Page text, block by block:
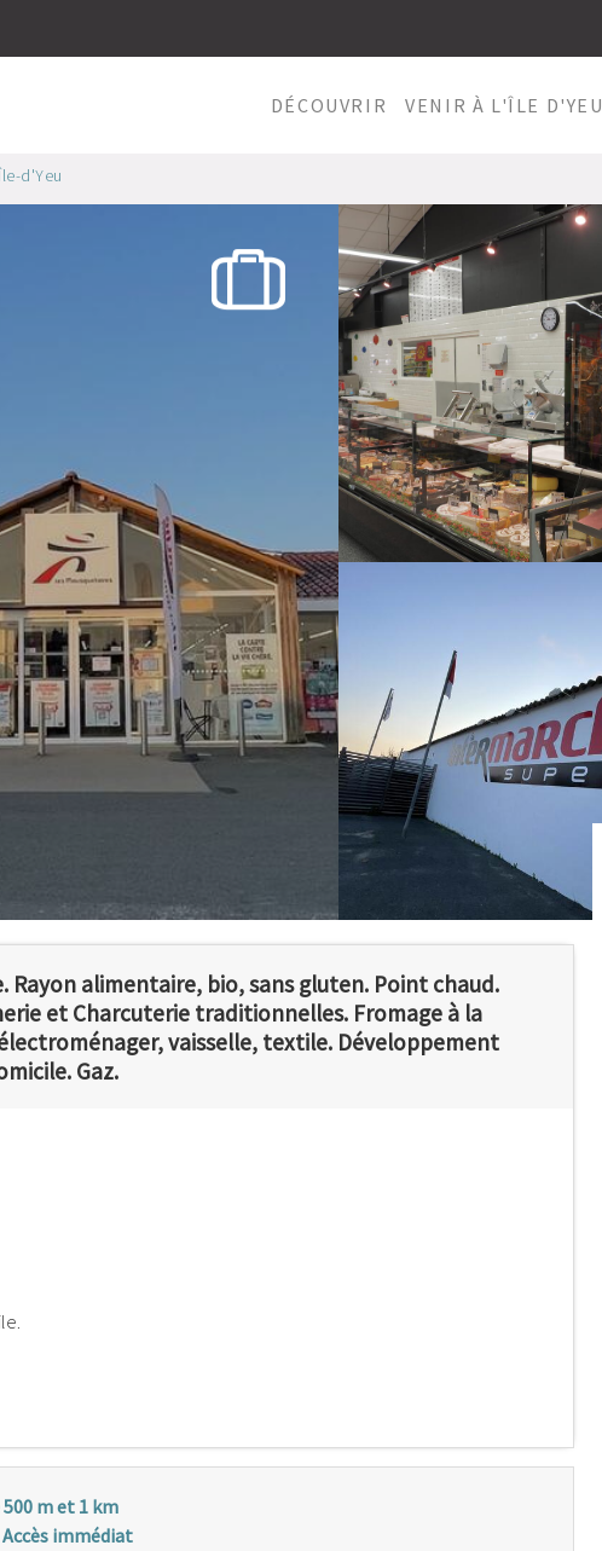
DÉCOUVRIR VENIR À L'ÎLE D'YEU
d'Yeu
alimentaire, bio, sans gluten. Point chaud.
et Charcuterie traditionnelles. Fromage à la
vaisselle, textile. Développement
Gaz.
m et 1 km
Accès immédiat